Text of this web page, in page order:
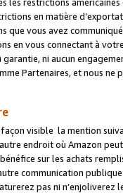
les restrictions
en matière
que vous avez
en vous connectant à
ni aucun
Partenaires, et nous
visible la mention
endroit où Amazon
sur les achats
communication
pas ni